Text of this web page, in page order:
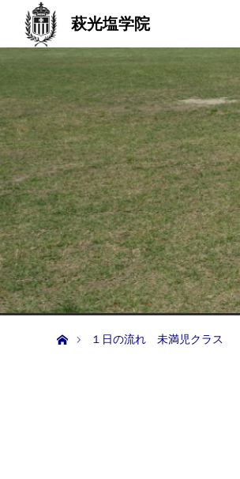
萩光塩学院
１日の流れ 未満児クラス